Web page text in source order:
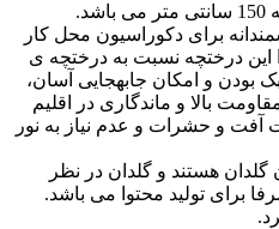
برای دکوراسیون محل کار
این درختچه نسبت به درختچه ی
بودن و امکان جابهجایی آسان،
بالا و ماندگاری در اقلیم
و حشرات و عدم نیاز به نور
هستند و گلدان در نظر
برای تولید محتوا می باشد.